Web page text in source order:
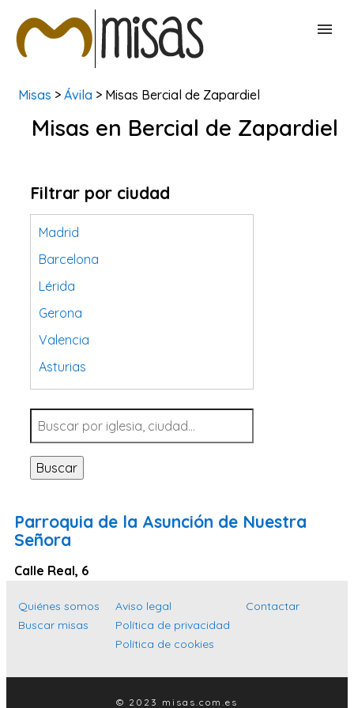
BUSCAR MISAS
Misas > Ávila > Misas Bercial de Zapardiel
Misas en Bercial de Zapardiel
Filtrar por ciudad
Madrid
Barcelona
Lérida
Gerona
Valencia
Asturias
Tarragona
Navarra
Valladolid
Sevilla
Santa Cruz de Tenerife
Islas Baleares
Las Palmas
Buscar
Parroquia de la Asunción de Nuestra
Señora
Calle Real, 6
Quiénes somos
Buscar misas
Aviso legal
Política de privacidad
Política de cookies
Contactar
© 2023 misas.com.es